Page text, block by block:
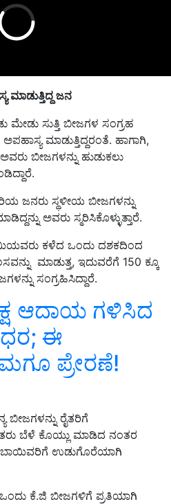
ಜನ
ಸುತ್ತಿ ಬೀಜಗಳ ಸಂಗ್ರಹ
ಮಾಡುತ್ತಿದ್ದರಂತೆ. ಹಾಗಾಗಿ,
ಬೀಜಗಳನ್ನು ಹುಡುಕಲು
ಜನರು ಸ್ಥಳೀಯ ಬೀಜಗಳನ್ನು
ಅವರು ಸ್ಮರಿಸಿಕೊಳ್ಳುತ್ತಾರೆ.
ಕಳೆದ ಒಂದು ದಶಕದಿಂದ
ಮಾಡುತ್ತ, ಇದುವರೆಗೆ 150 ಕ್ಕೂ
ಸಂಗ್ರಹಿಸಿದ್ದಾರೆ.
ಆದಾಯ ಗಳಿಸಿದ
ಈ
ಪ್ರೇರಣೆ!
ರೈತರಿಗೆ
ಬೆಳೆ ಕೊಯ್ಲು ಮಾಡಿದ ನಂತರ
ಉಡುಗೊರೆಯಾಗಿ
ಕೆ.ಜಿ ಬೀಜಗಳಿಗೆ ಪ್ರತಿಯಾಗಿ